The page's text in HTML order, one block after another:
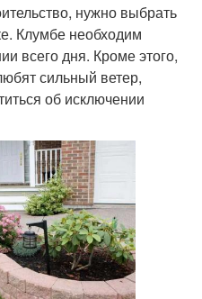
нужно выбрать
Клумбе необходим
всего дня. Кроме этого,
сильный ветер,
об исключении